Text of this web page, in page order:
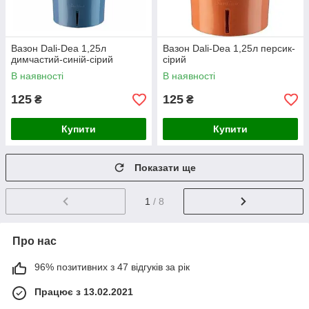
Вазон Dali-Dea 1,25л
димчастий-синій-сірий
В наявності
125 ₴
Купити
Вазон Dali-Dea 1,25л персик-
сірий
В наявності
125 ₴
Купити
Показати ще
1 / 8
Про нас
96% позитивних з 47 відгуків за рік
Працює з 13.02.2021